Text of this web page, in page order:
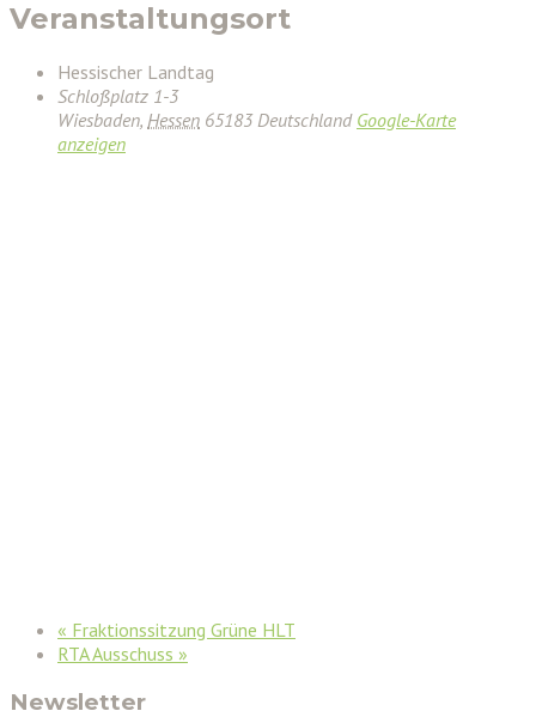
Veranstaltungsort
Hessischer Landtag
Schloßplatz 1-3
Wiesbaden, Hessen 65183 Deutschland Google-Karte
anzeigen
« Fraktionssitzung Grüne HLT
RTA Ausschuss »
Newsletter